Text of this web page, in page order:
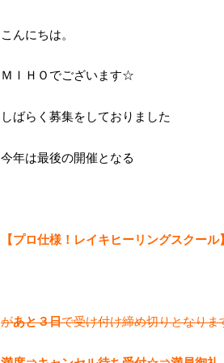
こんにちは。
ＭＩＨＯでございます☆
しばらく募集をしておりました
今年は最後の開催となる
【プロ仕様！レイキヒーリングスクール】
があと３日で受け付け締め切りとなりま